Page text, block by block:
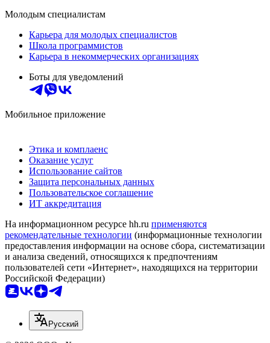
Молодым специалистам
Карьера для молодых специалистов
Школа программистов
Карьера в некоммерческих организациях
Боты для уведомлений
Мобильное приложение
Этика и комплаенс
Оказание услуг
Использование сайтов
Защита персональных данных
Пользовательское соглашение
ИТ аккредитация
На информационном ресурсе hh.ru применяются
рекомендательные технологии (информационные технологии
предоставления информации на основе сбора, систематизации
и анализа сведений, относящихся к предпочтениям
пользователей сети «Интернет», находящихся на территории
Российской Федерации)
Русский